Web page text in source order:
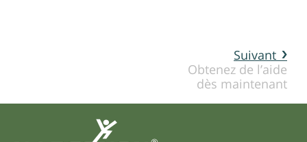
Suivant
Obtenez de l’aide
dès maintenant